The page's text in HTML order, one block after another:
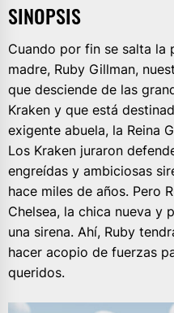
SINOPSIS
Cuando por fin se salta la
madre, Ruby Gillman,
que desciende de las
Kraken y que está
exigente abuela, la Reina
Los Kraken juraron
engreídas y ambiciosas
hace miles de años. Pero
Chelsea, la chica nueva y
una sirena. Ahí, Ruby
hacer acopio de fuerzas
queridos.